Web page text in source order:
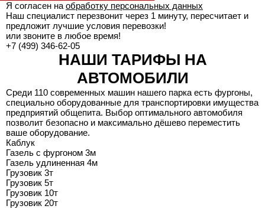
Я согласен на обработку персональных данных
Наш специалист перезвонит через 1 минуту, пересчитает и
предложит лучшие условия перевозки!
или звоните в любое время!
+7 (499) 346-62-05
НАШИ ТАРИФЫ НА
АВТОМОБИЛИ
Среди 110 современных машин нашего парка есть фургоны,
специально оборудованные для транспортировки имущества
предприятий общепита. Выбор оптимального автомобиля
позволит безопасно и максимально дёшево переместить
ваше оборудование.
Каблук
Газель с фургоном 3м
Газель удлиненная 4м
Грузовик 3т
Грузовик 5т
Грузовик 10т
Грузовик 20т